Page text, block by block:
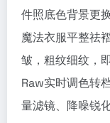
件照底色背景更
魔法衣服平整祛
皱，粗纹细纹，
Raw实时调色转
量滤镜、降噪锐